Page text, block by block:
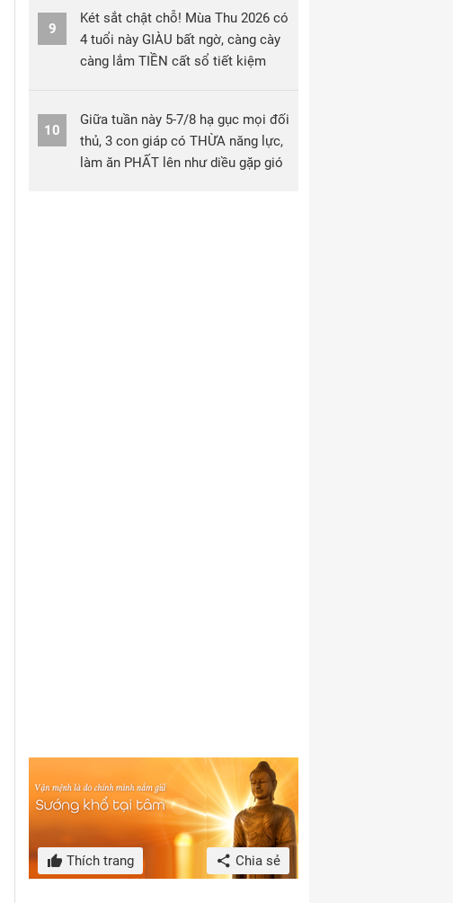
9
Két sắt chật chỗ! Mùa Thu 2026 có
4 tuổi này GIÀU bất ngờ, càng cày
càng lắm TIỀN cất sổ tiết kiệm
10
Giữa tuần này 5-7/8 hạ gục mọi đối
thủ, 3 con giáp có THỪA năng lực,
làm ăn PHẤT lên như diều gặp gió
Thích trang Chia sẻ